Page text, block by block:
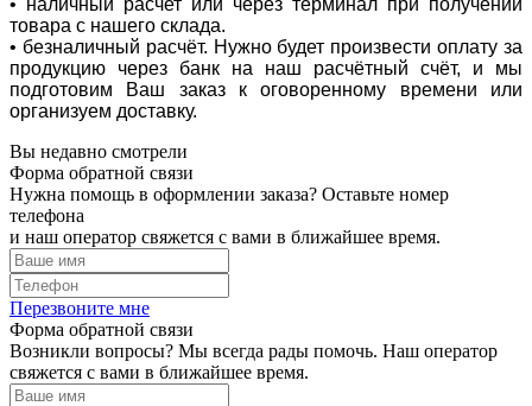
товара с нашего склада.
• безналичный расчёт. Нужно будет произвести оплату за
продукцию через банк на наш расчётный счёт, и мы
подготовим Ваш заказ к оговоренному времени или
организуем доставку.
Вы недавно смотрели
Форма обратной связи
Нужна помощь в оформлении заказа? Оставьте номер
телефона
и наш оператор свяжется с вами в ближайшее время.
Перезвоните мне
Форма обратной связи
Возникли вопросы? Мы всегда рады помочь. Наш оператор
свяжется с вами в ближайшее время.